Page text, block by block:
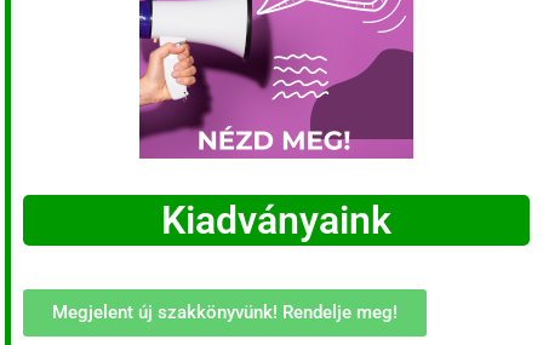
Kiadványaink
Megjelent új szakkönyvünk! Rendelje meg!